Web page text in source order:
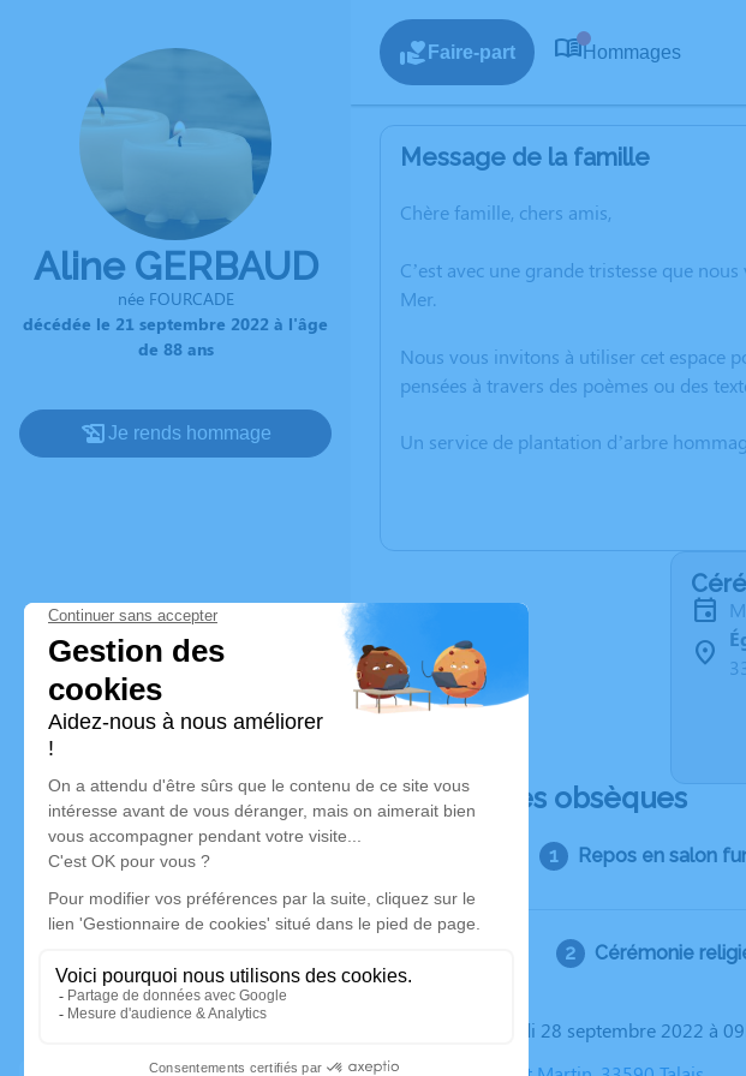
Aline GERBAUD
née FOURCADE
décédée le 21 septembre 2022 à l'âge
de 88 ans
Je rends hommage
Faire-part Hommages
Message de la famille
Chère famille, chers amis,
C’est avec une grande tristesse que
Mer.
Nous vous invitons à utiliser cet espace
pensées à travers des poèmes ou des
Un service de plantation d’arbre
Déroulé des obsèques
Repos en salon
Cérémonie
Le mercredi 28 septembre 2022 à